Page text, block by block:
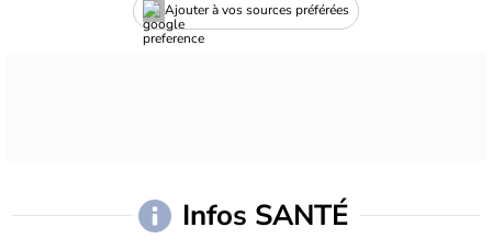
Ajouter à vos sources préférées
Infos SANTÉ